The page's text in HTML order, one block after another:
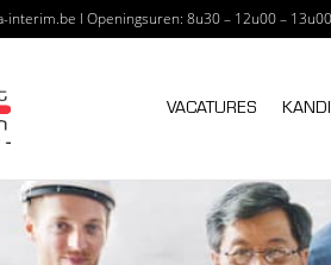
interim.be I Openingsuren: 8u30 – 12u00 –
A CONCEPT
VACATURES